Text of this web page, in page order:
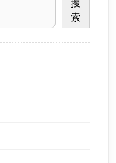
搜
索